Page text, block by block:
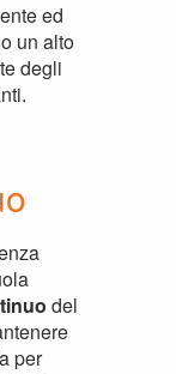
ed
un alto
degli
del
per